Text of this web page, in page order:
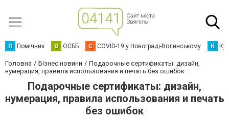
П Помічник О ОСББ C COVID-19 у Новограді-Волинському К
Головна Бізнес новини
Подарочные сертификаты: дизайн,
нумерация, правила использования и печать без ошибок
Подарочные сертификаты: дизайн,
нумерация, правила использования и печать
без ошибок